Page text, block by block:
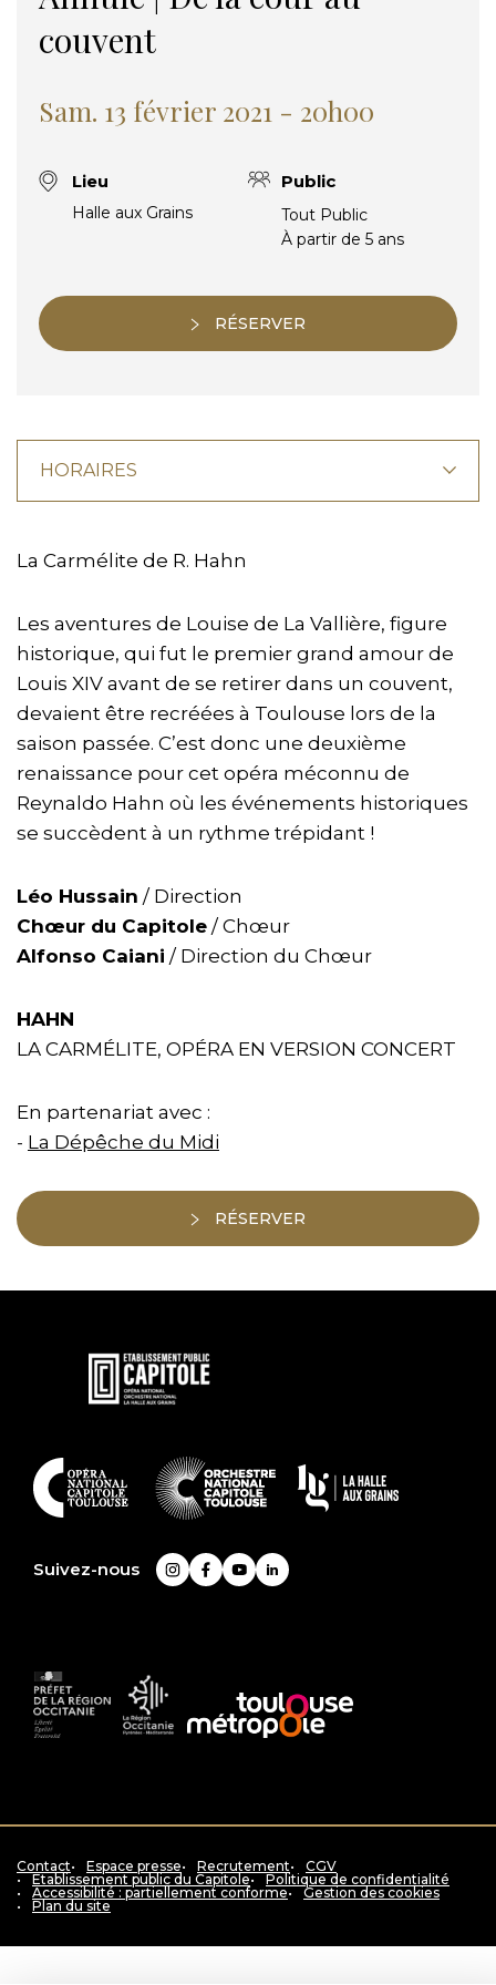
couvent
Sam. 13 février 2021 - 20h00
Lieu
Halle aux Grains
Public
Tout Public
À partir de 5 ans
RÉSERVER
HORAIRES
La Carmélite de R. Hahn
Les aventures de Louise de La Vallière, figure
historique, qui fut le premier grand amour de
Louis XIV avant de se retirer dans un couvent,
devaient être recréées à Toulouse lors de la
saison passée. C’est donc une deuxième
renaissance pour cet opéra méconnu de
Reynaldo Hahn où les événements historiques
se succèdent à un rythme trépidant !
Léo Hussain / Direction
Chœur du Capitole / Chœur
Alfonso Caiani / Direction du Chœur
HAHN
LA CARMÉLITE, OPÉRA EN VERSION CONCERT
En partenariat avec :
- La Dépêche du Midi
RÉSERVER
En
savoir
plus
Suivez-nous
Instagram
Facebook
YouTube
LinkedIn
Préfet
de
La
Région
Méditerranée
Accès
au
Contact Espace presse Recrutement
CGV
Etablissement public du Capitole
Politique de confidentialité
Accessibilité : partiellement conforme
Gestion des cookies
Plan du site